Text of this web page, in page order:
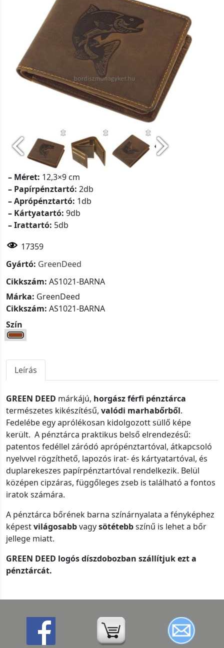
– Méret: 12,3×9 cm
– Papírpénztartó: 2db
– Aprópénztartó: 1db
– Kártyatartó: 9db
– Irattartó: 5db
17359
Gyártó: GreenDeed
Cikkszám: AS1021-BARNA
Márka: GreenDeed
Cikkszám: AS1021-BARNA
Szín
Leírás
GREEN DEED márkájú, horgász férfi pénztárca
természetes kikészítésű, valódi marhabőrből.
Fedelébe egy aprólékosan kidolgozott süllő képe
került. A pénztárca praktikus belső elrendezésű:
patentos fedéllel záródó aprópénztartóval, átkapcsoló
nyelvvel rögzíthető, lapozós irat- és kártyatartóval, és
duplarekeszes papírpénztartóval rendelkezik. Belül
középen cipzáras, függőleges zseb is található a fontos
iratok számára.
A pénztárca bőrének barna színárnyalata a fényképhez
képestvilágosabbvagysötétebbszínű is lehet a bőr
jellege miatt.
GREEN DEED logós díszdobozban szállítjuk ezt a
pénztárcát.